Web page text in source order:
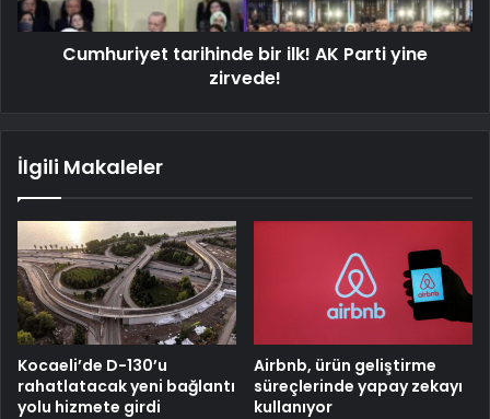
Cumhuriyet tarihinde bir ilk! AK Parti yine
zirvede!
İlgili Makaleler
Kocaeli’de D-130’u
rahatlatacak yeni bağlantı
yolu hizmete girdi
Airbnb, ürün geliştirme
süreçlerinde yapay zekayı
kullanıyor